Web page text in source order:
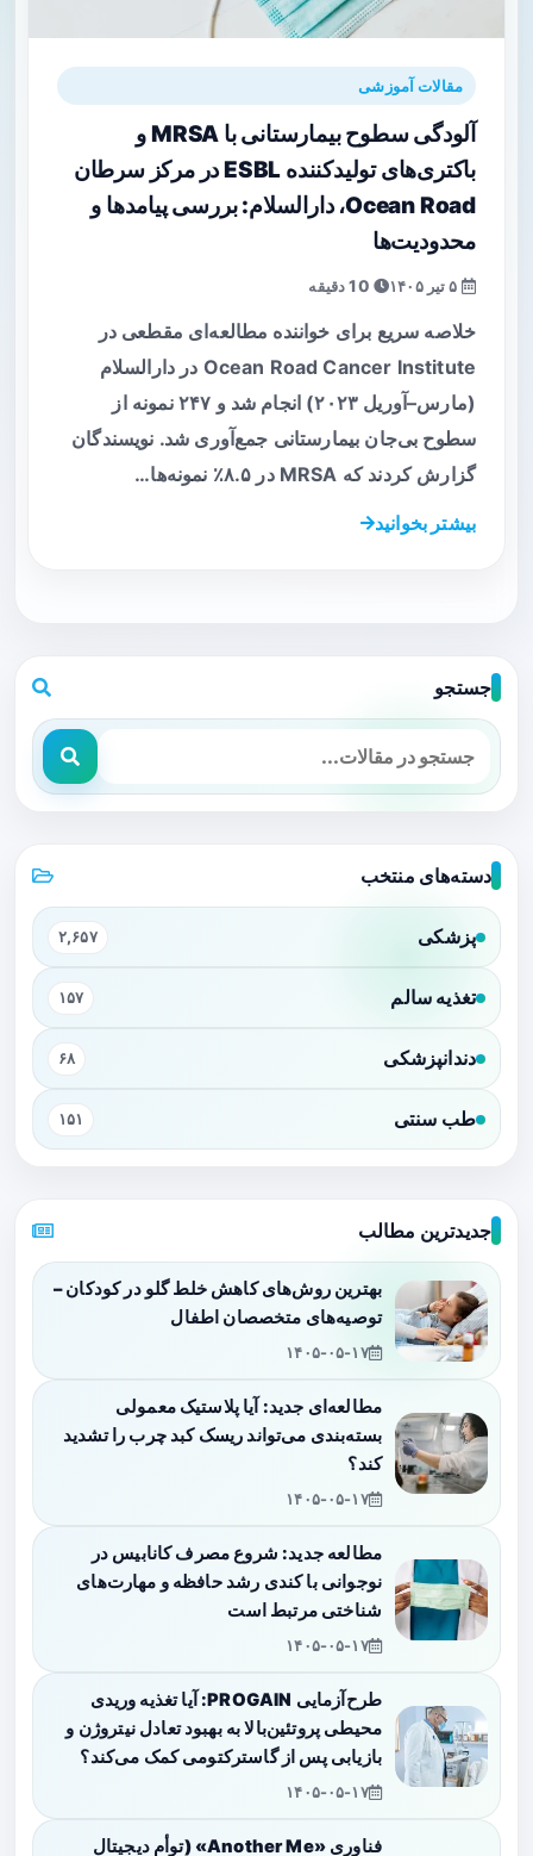
مقالات آموزشی
آلودگی سطوح بیمارستانی با MRSA و
باکتری‌های تولیدکننده ESBL در مرکز سرطان
Ocean Road، دارالسلام: بررسی پیامدها و
محدودیت‌ها
خلاصه سریع برای خواننده مطالعه‌ای مقطعی در
Ocean Road Cancer Institute در دارالسلام
(مارس–آوریل ۲۰۲۳) انجام شد و ۲۴۷ نمونه از
سطوح بی‌جان بیمارستانی جمع‌آوری شد. نویسندگان
گزارش کردند که MRSA در ۸.۵٪ نمونه‌ها…
بیشتر بخوانید
جستجو
دسته‌های منتخب
پزشکی ۲,۶۵۷
تغذیه سالم ۱۵۷
دندانپزشکی ۶۸
طب سنتی ۱۵۱
جدیدترین مطالب
بهترین روش‌های کاهش خلط گلو در کودکان –
توصیه‌های متخصصان اطفال
۱۴۰۵-۰۵-۱۷
مطالعه‌ای جدید: آیا پلاستیک معمولی
بسته‌بندی می‌تواند ریسک کبد چرب را تشدید
کند؟
۱۴۰۵-۰۵-۱۷
مطالعه جدید: شروع مصرف کانابیس در
نوجوانی با کندی رشد حافظه و مهارت‌های
شناختی مرتبط است
۱۴۰۵-۰۵-۱۷
طرح‌آزمایی PROGAIN: آیا تغذیه وریدی
محیطی پروتئین‌بالا به بهبود تعادل نیتروژن و
بازیابی پس از گاسترکتومی کمک می‌کند؟
۱۴۰۵-۰۵-۱۷
فناوری «Another Me» (توأم دیجیتال